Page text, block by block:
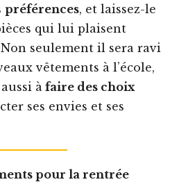
préférences, et laissez-le
qui lui plaisent
seulement il sera ravi
vêtements à l’école,
à faire des choix
ses envies et ses
pour la rentrée